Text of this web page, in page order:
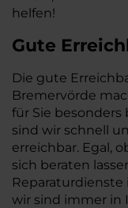
helfen!
Gute
Die gute
Bremervörde
für Sie
sind wir schnell
erreichbar. Egal,
sich beraten
wir sind immer in